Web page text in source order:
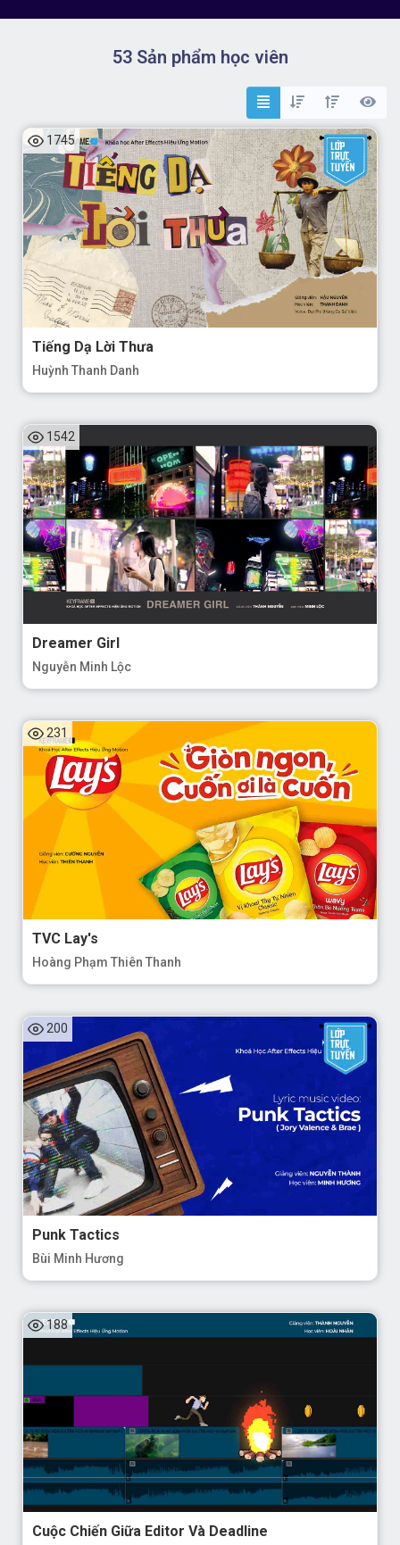
53 Sản phẩm học viên
1745
Tiếng Dạ Lời Thưa
Huỳnh Thanh Danh
1542
Dreamer Girl
Nguyễn Minh Lộc
231
TVC Lay's
Hoàng Phạm Thiên Thanh
200
Punk Tactics
Bùi Minh Hương
188
Cuộc Chiến Giữa Editor Và Deadline